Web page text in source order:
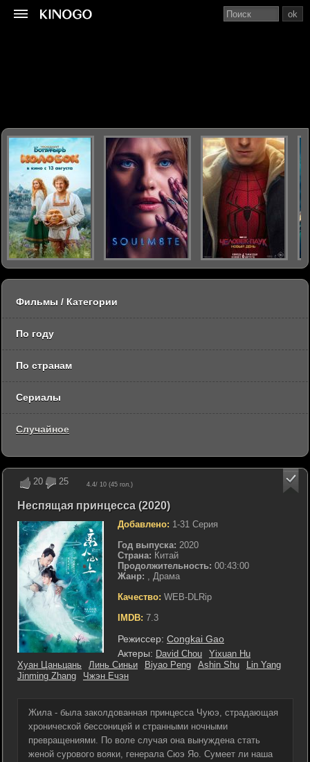
20 25 4.4/ 10 (45 гол.)
Неспящая принцесса (2020)
Добавлено: 1-31 Серия
Год выпуска: 2020
Страна: Китай
Продолжительность: 00:43:00
Жанр: , Драма
Качество: WEB-DLRip
IMDB: 7.3
Режиссер: Congkai Gao
Актеры: David Chou
Yixuan Hu
Хуан Цаньцань
Линь Синьи Biyao Peng Ashin Shu
Lin Yang
Jinming Zhang
Чжэн Ечэн
Жила - была заколдованная принцесса Чуюэ, страдающая
хронической бессоницей и странными ночными
превращениями. По воле случая она вынуждена стать
женой сурового вояки, генерала Сюэ Яо. Сумеет ли наша
ok
Фильмы / Категории
По году
По странам
Сериалы
Случайное